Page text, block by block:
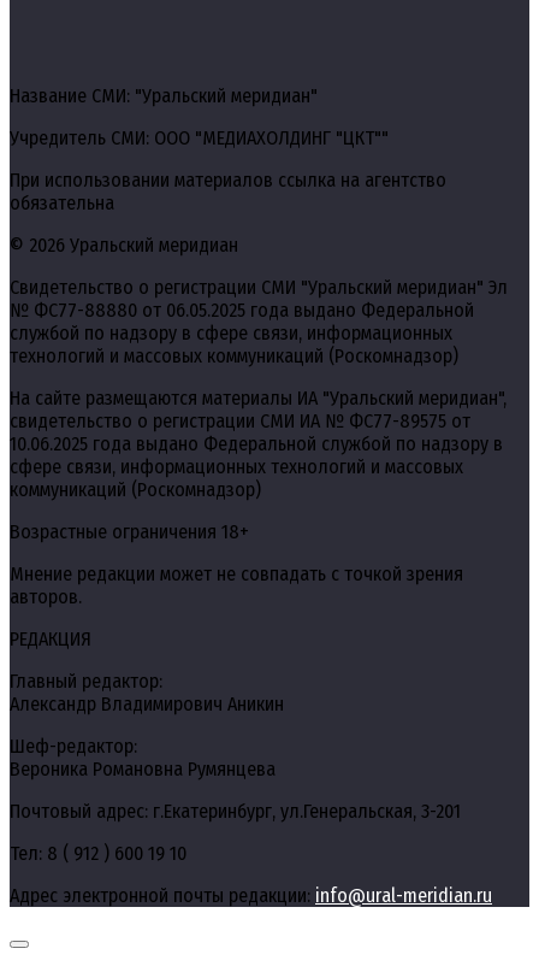
Название СМИ: "Уральский меридиан"
Учредитель СМИ: ООО "МЕДИАХОЛДИНГ "ЦКТ""
При использовании материалов ссылка на агентство
обязательна
© 2026 Уральский меридиан
Свидетельство о регистрации СМИ "Уральский меридиан" Эл
№ ФС77-88880 от 06.05.2025 года выдано Федеральной
службой по надзору в сфере связи, информационных
технологий и массовых коммуникаций (Роскомнадзор)
На сайте размещаются материалы ИА "Уральский меридиан",
свидетельство о регистрации СМИ ИА № ФС77-89575 от
10.06.2025 года выдано Федеральной службой по надзору в
сфере связи, информационных технологий и массовых
коммуникаций (Роскомнадзор)
Возрастные ограничения 18+
Мнение редакции может не совпадать с точкой зрения
авторов.
РЕДАКЦИЯ
Главный редактор:
Александр Владимирович Аникин
Шеф-редактор:
Вероника Романовна Румянцева
Почтовый адрес: г.Екатеринбург, ул.Генеральская, 3-201
Тел: 8 ( 912 ) 600 19 10
Адрес электронной почты редакции: info@ural-meridian.ru